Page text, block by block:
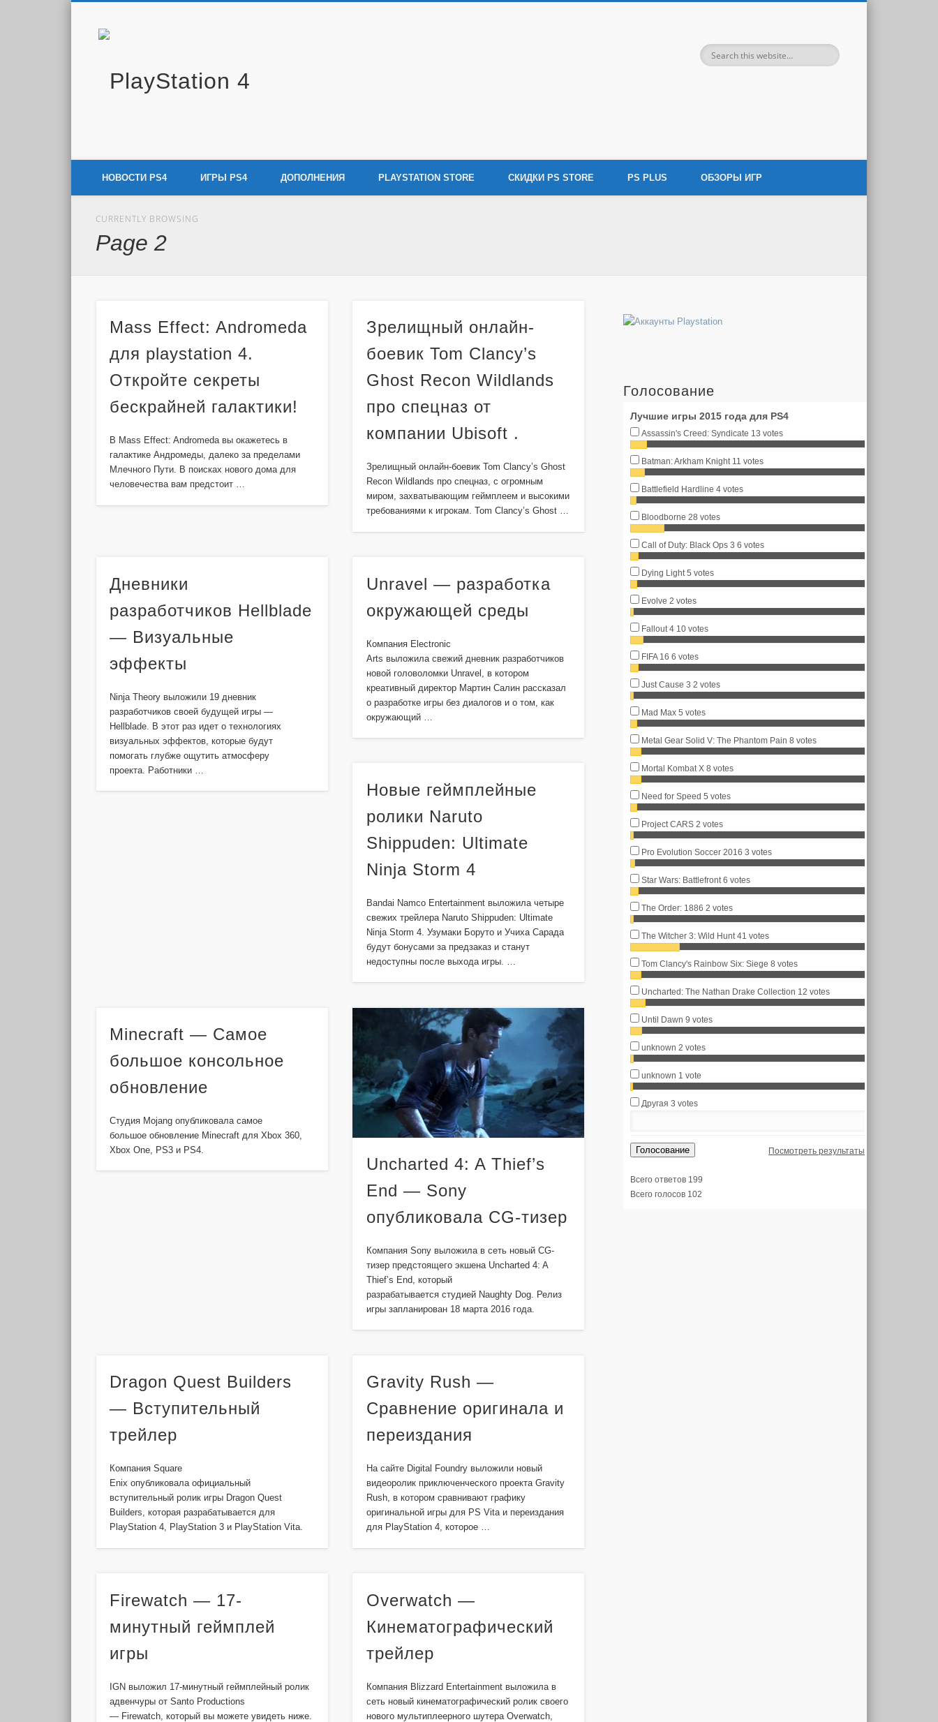
Новости и информация об игровой приставке нового поколения Sony PlayStation 4, новости игр PS4, обзоры игр, видеоролики, новости игровой индустрии.
НОВОСТИ PS4 ИГРЫ PS4 ДОПОЛНЕНИЯ PLAYSTATION STORE СКИДКИ PS STORE PS PLUS ОБЗОРЫ ИГР
CURRENTLY BROWSING
Page 2
Mass Effect: Andromeda
для playstation 4.
Откройте секреты
бескрайней галактики!
В Mass Effect: Andromeda вы окажетесь в
галактике Андромеды, далеко за пределами
Млечного Пути. В поисках нового дома для
человечества вам предстоит …
Зрелищный онлайн-
боевик Tom Clancy’s
Ghost Recon Wildlands
про спецназ от
компании Ubisoft .
Зрелищный онлайн-боевик Tom Clancy’s Ghost
Recon Wildlands про спецназ, с огромным
миром, захватывающим геймплеем и высокими
требованиями к игрокам. Tom Clancy’s Ghost …
Дневники
разработчиков Hellblade
— Визуальные
эффекты
Ninja Theory выложили 19 дневник
разработчиков своей будущей игры —
Hellblade. В этот раз идет о технологиях
визуальных эффектов, которые будут
помогать глубже ощутить атмосферу
проекта. Работники …
Unravel — разработка
окружающей среды
Компания Electronic
Arts выложила свежий дневник разработчиков
новой головоломки Unravel, в котором
креативный директор Мартин Салин рассказал
о разработке игры без диалогов и о том, как
окружающий …
Новые геймплейные
ролики Naruto
Shippuden: Ultimate
Ninja Storm 4
Bandai Namco Entertainment выложила четыре
свежих трейлера Naruto Shippuden: Ultimate
Ninja Storm 4. Узумаки Боруто и Учиха Сарада
будут бонусами за предзаказ и станут
недоступны после выхода игры. …
Minecraft — Самое
большое консольное
обновление
Студия Mojang опубликовала самое
большое обновление Minecraft для Xbox 360,
Xbox One, PS3 и PS4.
Uncharted 4: A Thief’s
End — Sony
опубликовала CG-тизер
Компания Sony выложила в сеть новый CG-
тизер предстоящего экшена Uncharted 4: A
Thief’s End, который
разрабатывается студией Naughty Dog. Релиз
игры запланирован 18 марта 2016 года.
Dragon Quest Builders
— Вступительный
трейлер
Компания Square
Enix опубликовала официальный
вступительный ролик игры Dragon Quest
Builders, которая разрабатывается для
PlayStation 4, PlayStation 3 и PlayStation Vita.
Gravity Rush —
Сравнение оригинала и
переиздания
На сайте Digital Foundry выложили новый
видеоролик приключенческого проекта Gravity
Rush, в котором сравнивают графику
оригинальной игры для PS Vita и переиздания
для PlayStation 4, которое …
Firewatch — 17-
минутный геймплей
игры
IGN выложил 17-минутный геймплейный ролик
адвенчуры от Santo Productions
— Firewatch, который вы можете увидеть ниже.
Overwatch —
Кинематографический
трейлер
Компания Blizzard Entertainment выложила в
сеть новый кинематографический ролик своего
нового мультиплеерного шутера Overwatch,
Голосование
Лучшие игры 2015 года для PS4
Assassin's Creed: Syndicate 13 votes
Batman: Arkham Knight 11 votes
Battlefield Hardline 4 votes
Bloodborne 28 votes
Call of Duty: Black Ops 3 6 votes
Dying Light 5 votes
Evolve 2 votes
Fallout 4 10 votes
FIFA 16 6 votes
Just Cause 3 2 votes
Mad Max 5 votes
Metal Gear Solid V: The Phantom Pain 8 votes
Mortal Kombat X 8 votes
Need for Speed 5 votes
Project CARS 2 votes
Pro Evolution Soccer 2016 3 votes
Star Wars: Battlefront 6 votes
The Order: 1886 2 votes
The Witcher 3: Wild Hunt 41 votes
Tom Clancy's Rainbow Six: Siege 8 votes
Uncharted: The Nathan Drake Collection 12 votes
Until Dawn 9 votes
unknown 2 votes
unknown 1 vote
Другая 3 votes
Голосование Посмотреть результаты
Всего ответов 199
Всего голосов 102